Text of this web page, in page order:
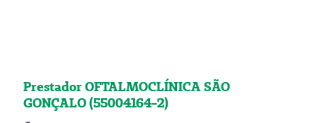
Prestador OFTALMOCLÍNICA SÃO
GONÇALO (55004164-2)